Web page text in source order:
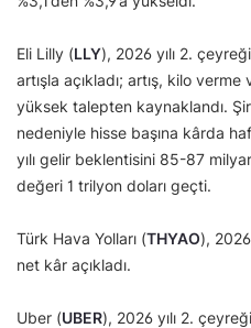
Eli Lilly (LLY), 2026 yılı 2.
artışla açıkladı; artış, kilo
yüksek talepten kaynaklandı.
nedeniyle hisse başına kârda
yılı gelir beklentisini 85-87
değeri 1 trilyon doları geçti.
Türk Hava Yolları (THYAO),
net kâr açıkladı.
Uber (UBER), 2026 yılı 2.